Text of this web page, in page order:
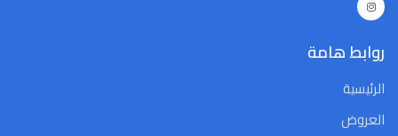
روابط هامة
الرئيسية
العروض